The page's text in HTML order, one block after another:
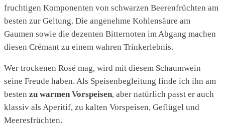
fruchtigen Komponenten von schwarzen Beerenfrüchten am
besten zur Geltung. Die angenehme Kohlensäure am
Gaumen sowie die dezenten Bitternoten im Abgang machen
diesen Crémant zu einem wahren Trinkerlebnis.
Wer trockenen Rosé mag, wird mit diesem Schaumwein
seine Freude haben. Als Speisenbegleitung finde ich ihn am
besten zu warmen Vorspeisen, aber natürlich passt er auch
klassiv als Aperitif, zu kalten Vorspeisen, Geflügel und
Meeresfrüchten.